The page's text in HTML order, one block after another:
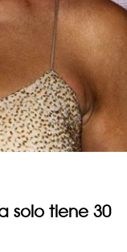
solo tiene 30